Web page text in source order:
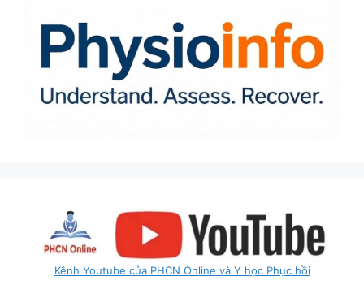
Kênh Youtube của PHCN Online và Y học Phục hồi